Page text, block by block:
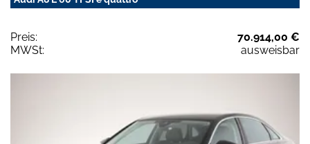
Preis:
70.914,00 €
MWSt:
ausweisbar